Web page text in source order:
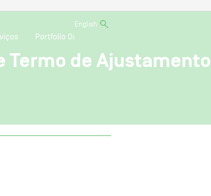
English
Portfolio Oi
Termo de Ajustamento